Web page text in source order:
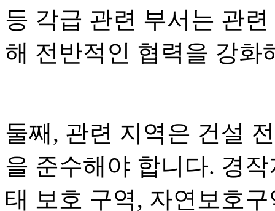
등 각급 관련 부서는 관
해 전반적인 협력을 강화
둘째, 관련 지역은 건설
을 준수해야 합니다. 경
태 보호 구역, 자연보호